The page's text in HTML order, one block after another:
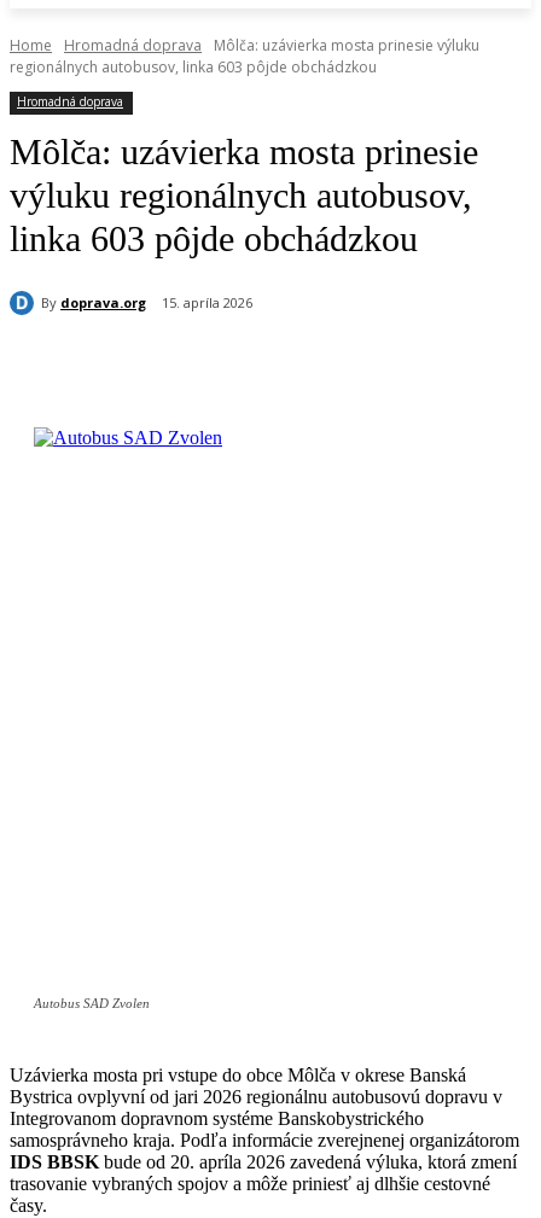
Home Hromadná doprava
Môlča: uzávierka mosta prinesie výluku
regionálnych autobusov, linka 603 pôjde obchádzkou
Hromadná doprava
Môlča: uzávierka mosta prinesie
výluku regionálnych autobusov,
linka 603 pôjde obchádzkou
By doprava.org 15. apríla 2026
Autobus SAD Zvolen
Uzávierka mosta pri vstupe do obce Môlča v okrese Banská
Bystrica ovplyvní od jari 2026 regionálnu autobusovú dopravu v
Integrovanom dopravnom systéme Banskobystrického
samosprávneho kraja. Podľa informácie zverejnenej organizátorom
IDS BBSK bude od 20. apríla 2026 zavedená výluka, ktorá zmení
trasovanie vybraných spojov a môže priniesť aj dlhšie cestovné
časy.